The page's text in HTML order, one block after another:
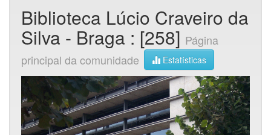
Biblioteca Lúcio Craveiro da
Silva - Braga : [258] Página
principal da comunidade
Estatísticas